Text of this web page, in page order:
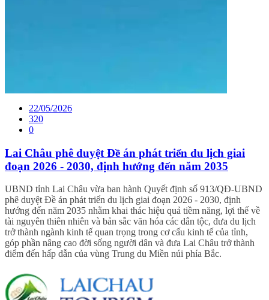
22/05/2026
320
0
Lai Châu phê duyệt Đề án phát triển du lịch giai
đoạn 2026 - 2030, định hướng đến năm 2035
UBND tỉnh Lai Châu vừa ban hành Quyết định số 913/QĐ-UBND
phê duyệt Đề án phát triển du lịch giai đoạn 2026 - 2030, định
hướng đến năm 2035 nhằm khai thác hiệu quả tiềm năng, lợi thế về
tài nguyên thiên nhiên và bản sắc văn hóa các dân tộc, đưa du lịch
trở thành ngành kinh tế quan trọng trong cơ cấu kinh tế của tỉnh,
góp phần nâng cao đời sống người dân và đưa Lai Châu trở thành
điểm đến hấp dẫn của vùng Trung du Miền núi phía Bắc.